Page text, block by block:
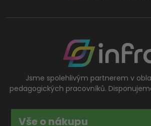
Jsme spolehlivým partnerem v
pedagogických pracovníků.
Vše o nákupu